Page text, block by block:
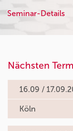
Seminar-Details
Nächsten
16.09 /
Köln